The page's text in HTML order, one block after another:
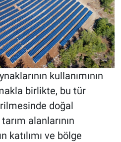
kullanımının
birlikte, bu tür
doğal
alanlarının
katılımı ve bölge